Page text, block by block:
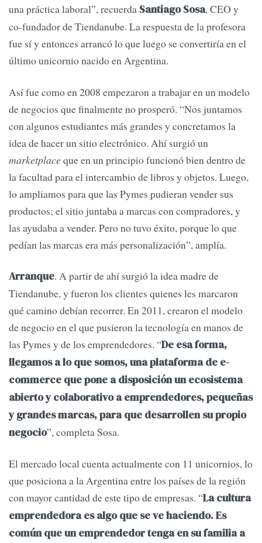
una práctica laboral”, recuerda Santiago Sosa, CEO y
co-fundador de Tiendanube. La respuesta de la profesora
fue sí y entonces arrancó lo que luego se convertiría en el
último unicornio nacido en Argentina.
Así fue como en 2008 empezaron a trabajar en un modelo
de negocios que finalmente no prosperó. “Nos juntamos
con algunos estudiantes más grandes y concretamos la
idea de hacer un sitio electrónico. Ahí surgió un
marketplaceque en un principio funcionó bien dentro de
la facultad para el intercambio de libros y objetos. Luego,
lo ampliamos para que las Pymes pudieran vender sus
productos; el sitio juntaba a marcas con compradores, y
las ayudaba a vender. Pero no tuvo éxito, porque lo que
pedían las marcas era más personalización”, amplía.
Arranque. A partir de ahí surgió la idea madre de
Tiendanube, y fueron los clientes quienes les marcaron
qué camino debían recorrer. En 2011, crearon el modelo
de negocio en el que pusieron la tecnología en manos de
las Pymes y de los emprendedores. “De esa forma,
llegamos a lo que somos, una plataforma de e-
commerce que pone a disposición un ecosistema
abierto y colaborativo a emprendedores, pequeñas
y grandes marcas, para que desarrollen su propio
negocio”, completa Sosa.
El mercado local cuenta actualmente con 11 unicornios, lo
que posiciona a la Argentina entre los países de la región
con mayor cantidad de este tipo de empresas. “La cultura
emprendedora es algo que se ve haciendo. Es
común que un emprendedor tenga en su familia a